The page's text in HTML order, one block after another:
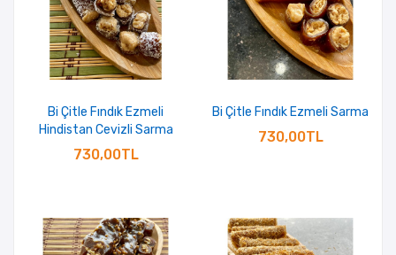
Bi Çitle Fındık Ezmeli
Hindistan Cevizli Sarma
730,00TL
Bi Çitle Fındık Ezmeli Sarma
730,00TL